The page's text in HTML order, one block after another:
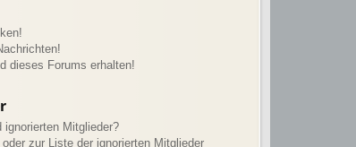
dieses Forums erhalten!
Mitglieder?
zur Liste der ignorierten Mitglieder